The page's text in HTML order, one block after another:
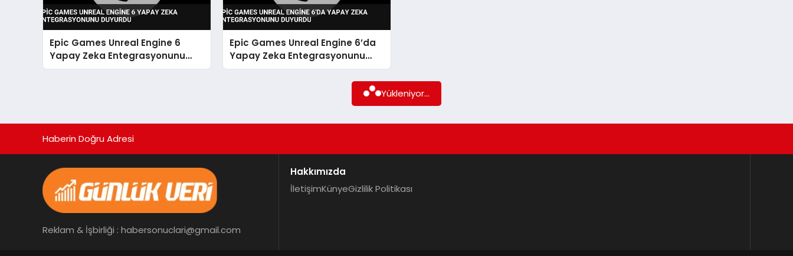
Epic Games Unreal Engine 6
Yapay Zeka Entegrasyonunu
Duyurdu
Epic Games Unreal Engine 6’da
Yapay Zeka Entegrasyonunu
Duyurdu
Yükleniyor...
Haberin Doğru Adresi
Reklam & İşbirliği : habersonuclari@gmail.com
Hakkımızda
İletişimKünyeGizlilik Politikası